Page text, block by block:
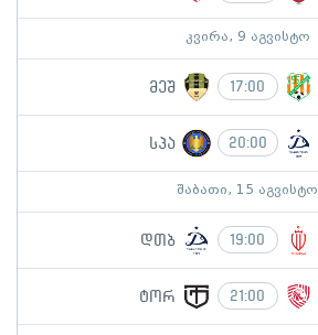
კვირა, 9 აგვისტო
მეშ 17:00
სპა 20:00
შაბათი, 15 აგვისტო
დთბ 19:00
ტორ 21:00